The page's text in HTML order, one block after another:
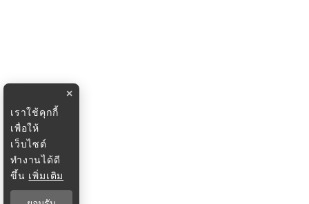
×
เราใช้คุกกี้
เพื่อให้
เว็บไซต์
ทำงานได้ดี
ขึ้น เพิ่มเติม